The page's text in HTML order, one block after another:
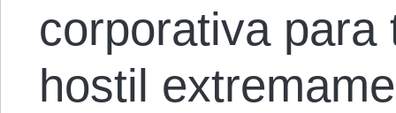
corporativa para
hostil